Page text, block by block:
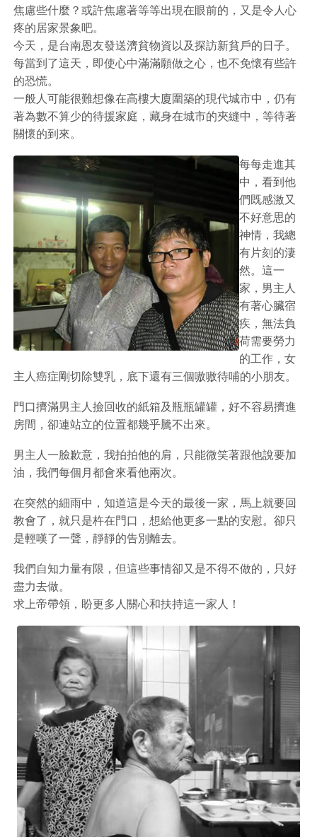
焦慮些什麼？或許焦慮著等等出現在眼前的，又是令人心
疼的居家景象吧。
今天，是台南恩友發送濟貧物資以及探訪新貧戶的日子。
每當到了這天，即使心中滿滿願做之心，也不免懷有些許
的恐慌。
一般人可能很難想像在高樓大廈圍築的現代城市中，仍有
著為數不算少的待援家庭，藏身在城市的夾縫中，等待著
關懷的到來。
每每走進其
中，看到他
們既感激又
不好意思的
神情，我總
有片刻的淒
然。這一
家，男主人
有著心臟宿
疾，無法負
荷需要勞力
的工作，女
主人癌症剛切除雙乳，底下還有三個嗷嗷待哺的小朋友。
門口擠滿男主人撿回收的紙箱及瓶瓶罐罐，好不容易擠進
房間，卻連站立的位置都幾乎騰不出來。
男主人一臉歉意，我拍拍他的肩，只能微笑著跟他說要加
油，我們每個月都會來看他兩次。
在突然的細雨中，知道這是今天的最後一家，馬上就要回
教會了，就只是杵在門口，想給他更多一點的安慰。卻只
是輕嘆了一聲，靜靜的告別離去。
我們自知力量有限，但這些事情卻又是不得不做的，只好
盡力去做。
求上帝帶領，盼更多人關心和扶持這一家人！